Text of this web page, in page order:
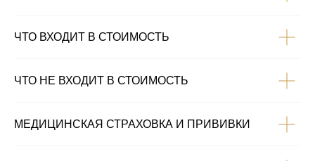
ЧТО ВХОДИТ В СТОИМОСТЬ
ЧТО НЕ ВХОДИТ В СТОИМОСТЬ
МЕДИЦИНСКАЯ СТРАХОВКА И ПРИВИВКИ